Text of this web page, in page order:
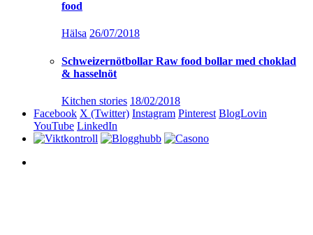
food
Hälsa 26/07/2018
Schweizernötbollar Raw food bollar med choklad
& hasselnöt
Kitchen stories 18/02/2018
Facebook X (Twitter) Instagram Pinterest BlogLovin
YouTube LinkedIn